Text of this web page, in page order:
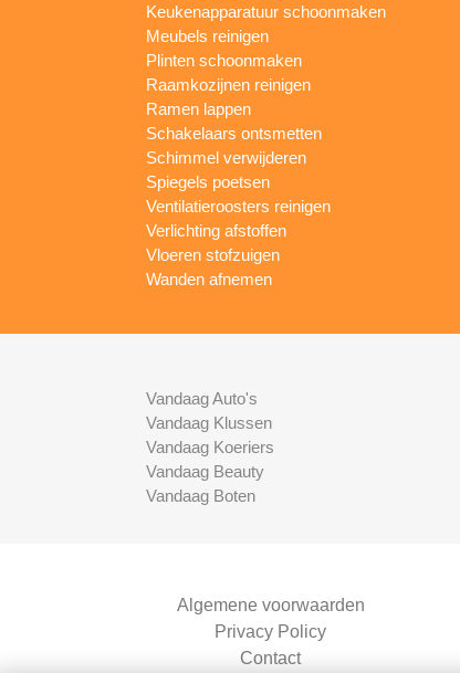
Keukenapparatuur schoonmaken
Meubels reinigen
Plinten schoonmaken
Raamkozijnen reinigen
Ramen lappen
Schakelaars ontsmetten
Schimmel verwijderen
Spiegels poetsen
Ventilatieroosters reinigen
Verlichting afstoffen
Vloeren stofzuigen
Wanden afnemen
Vandaag Auto's
Vandaag Klussen
Vandaag Koeriers
Vandaag Beauty
Vandaag Boten
Algemene voorwaarden
Privacy Policy
Contact